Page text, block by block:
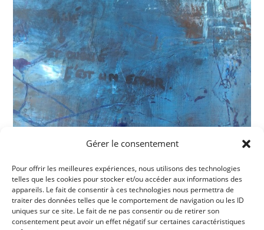
Gérer le consentement
Pour offrir les meilleures expériences, nous utilisons des technologies
telles que les cookies pour stocker et/ou accéder aux informations des
appareils. Le fait de consentir à ces technologies nous permettra de
traiter des données telles que le comportement de navigation ou les ID
uniques sur ce site. Le fait de ne pas consentir ou de retirer son
consentement peut avoir un effet négatif sur certaines caractéristiques